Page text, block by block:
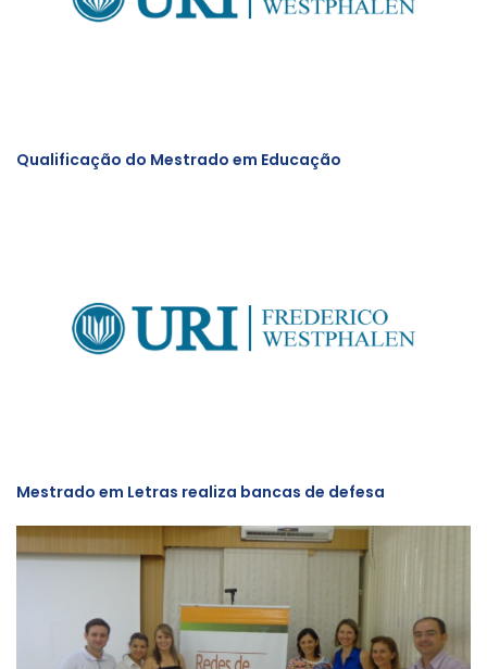
Qualificação do Mestrado em Educação
Mestrado em Letras realiza bancas de defesa